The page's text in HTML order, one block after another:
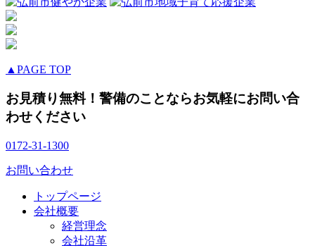
▲PAGE TOP
お見積り無料！警備のことならお気軽にお問い合
わせください
0172-31-1300
お問い合わせ
トップページ
会社概要
経営理念
会社沿革